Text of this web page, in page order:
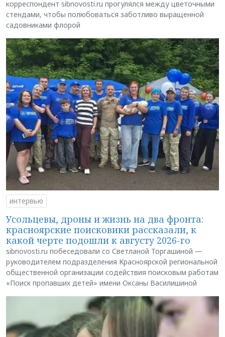
корреспондент sibnovosti.ru прогулялся между цветочными
стендами, чтобы полюбоваться заботливо выращенной
садовниками флорой
интервью
Усольцевы, дроны и жизнь на два фронта:
красноярские поисковики рассказали, к
какой черте подошли к августу 2026-го
sibnovosti.ru побеседовали со Светланой Торгашиной —
руководителем подразделения Красноярской региональной
общественной организации содействия поисковым работам
«Поиск пропавших детей» имени Оксаны Василишиной